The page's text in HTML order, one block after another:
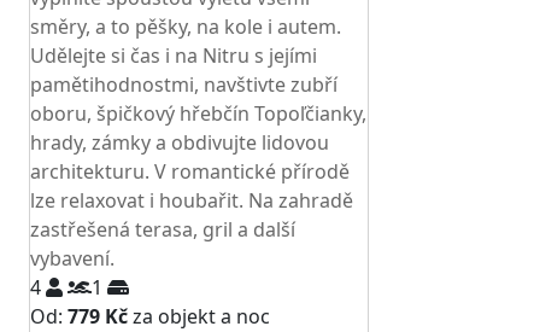
směry, a to pěšky, na kole i autem.
Udělejte si čas i na Nitru s jejími
pamětihodnostmi, navštivte zubří
oboru, špičkový hřebčín Topoľčianky,
hrady, zámky a obdivujte lidovou
architekturu. V romantické přírodě
lze relaxovat i houbařit. Na zahradě
zastřešená terasa, gril a další
vybavení.
4
1
Od: 779 Kčza objekt a noc